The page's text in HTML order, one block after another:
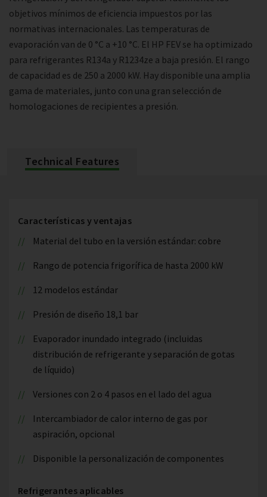
objetivos mínimos de eficiencia impuestos por las
normativas internacionales. Las temperaturas de
evaporación van de 0 °C a +10 °C. El HP FEV se ha optimizado
para refrigerantes R134a y R1234ze a baja presión. El rango
de capacidad es de 250 a 2000 kW. Hay disponible una amplia
gama de materiales, junto con una gran selección de
homologaciones de recipientes a presión.
Technical Features
Características y ventajas
Material del tubo en la versión estándar: cobre
Rango de potencia frigorífica de hasta 2000 kW
12 modelos estándar
Presión de diseño 18,1 bar
Evaporador inundado integrado (incluidas
distribución de refrigerante y separación de gotas
de líquido)
Versiones con 2 o 4 pasos en el lado del agua
Intercambiador de calor interno de gas por
aspiración, opcional
Disponible la personalización de componentes
Refrigerantes aplicables